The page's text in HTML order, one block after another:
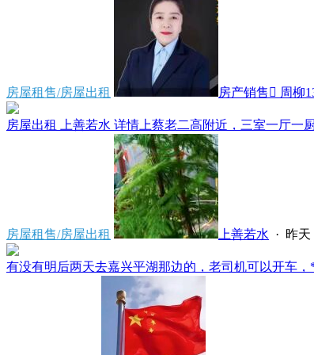
房屋租售/房屋出租 房产销售 周柳
房屋出租 上善若水 详情上蔡老二高附近，三室一厅一
房屋租售/房屋出租 上善若水 · 昨天
有没有明后两天去嘉兴平湖那边的，老司机可以开车